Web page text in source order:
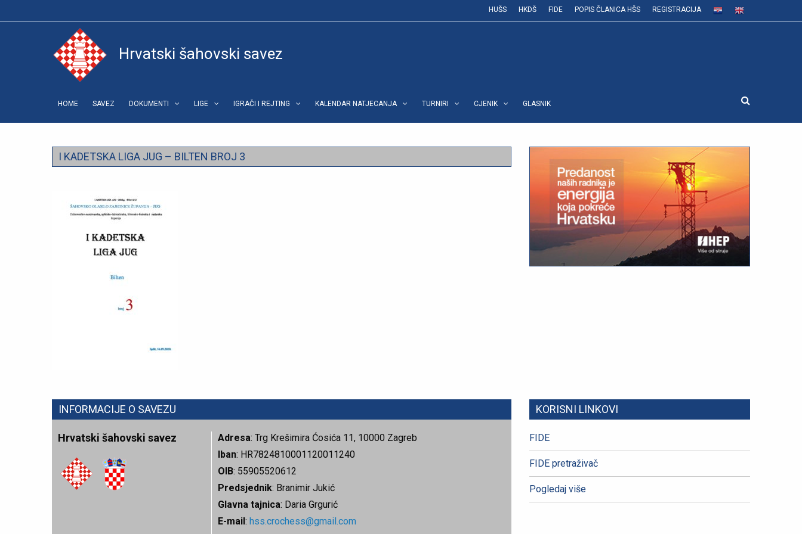
HUŠS HKDŠ FIDE POPIS ČLANICA HŠS REGISTRACIJA
Hrvatski šahovski savez
HOME SAVEZ DOKUMENTI LIGE IGRAČI I REJTING KALENDAR NATJECANJA TURNIRI CJENIK GLASNIK
I KADETSKA LIGA JUG – BILTEN BROJ 3
INFORMACIJE O SAVEZU
Hrvatski šahovski savez Adresa: Trg Krešimira Ćosića 11, 10000 Zagreb
Iban: HR7824810001120011240
OIB: 55905520612
Predsjednik: Branimir Jukić
Glavna tajnica: Daria Grgurić
E-mail: hss.crochess@gmail.com
KORISNI LINKOVI
FIDE
FIDE pretraživač
Pogledaj više